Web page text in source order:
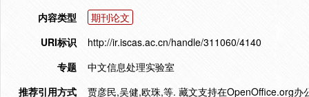
内容类型
期刊论文
URI标识
http://ir.iscas.ac.cn/handle/311060/4140
专题
中文信息处理实验室
推荐引用方式
贾彦民,吴健,欧珠,等. 藏文支持在OpenOffice.org